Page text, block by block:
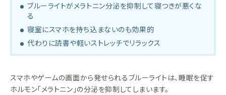
ブルーライトがメラトニン分泌を抑制して寝つきが悪くな
る
寝室にスマホを持ち込まないのも効果的
代わりに読書や軽いストレッチでリラックス
スマホやゲームの画面から発せられるブルーライトは、睡眠を促す
ホルモン「メラトニン」の分泌を抑制してしまいます。